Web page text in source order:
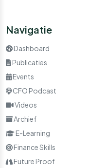
Navigatie
Dashboard
Publicaties
Events
CFO Podcast
Videos
Archief
E-Learning
Finance Skills
Future Proof